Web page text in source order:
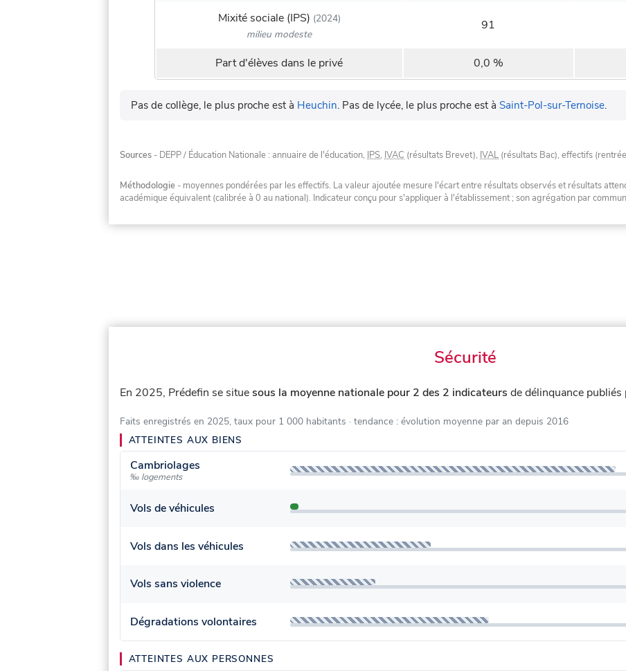
Mixité sociale (IPS) (2024)
milieu modeste
91
Part d'élèves dans le privé 0,0 %
Pas de collège, le plus proche est à Heuchin. Pas de lycée, le plus proche est à Saint-Pol-sur-Ternoise.
Sources - DEPP / Éducation Nationale : annuaire de l'éducation, IPS, IVAC (résultats Brevet), IVAL (résultats Bac), effectifs
Méthodologie - moyennes pondérées par les effectifs. La valeur ajoutée mesure l'écart entre résultats observés et résultats
académique équivalent (calibrée à 0 au national). Indicateur conçu pour s'appliquer à l'établissement ; son agrégation par
Sécurité
En 2025, Prédefin se situesous la moyenne nationale pour 2 des 2 indicateurs de délinquance
Faits enregistrés en 2025, taux pour 1 000 habitants · tendance : évolution moyenne par an depuis 2016
ATTEINTES AUX BIENS
Cambriolages
‰ logements
Vols de véhicules
Vols dans les véhicules
Vols sans violence
Dégradations volontaires
ATTEINTES AUX PERSONNES